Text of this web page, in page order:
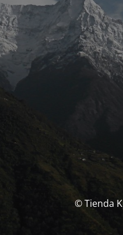
© Tienda